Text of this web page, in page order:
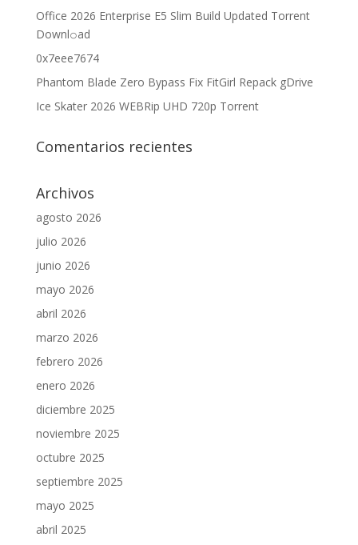
Office 2026 Enterprise E5 Slim Build Updated Torrent
Downl𝚘аd
0x7eee7674
Phantom Blade Zero Bypass Fix FitGirl Repack gDrive
Ice Skater 2026 WEBRip UHD 720p Torrent
Comentarios recientes
Archivos
agosto 2026
julio 2026
junio 2026
mayo 2026
abril 2026
marzo 2026
febrero 2026
enero 2026
diciembre 2025
noviembre 2025
octubre 2025
septiembre 2025
mayo 2025
abril 2025